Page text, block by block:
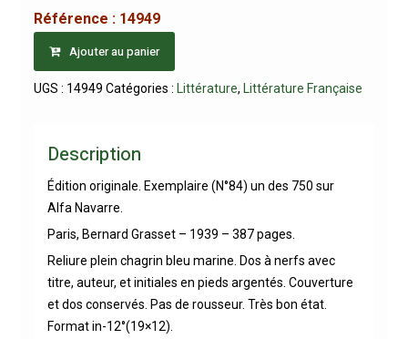
Référence : 14949
Ajouter au panier
UGS : 14949 Catégories : Littérature, Littérature Française
Description
Édition originale. Exemplaire (N°84) un des 750 sur
Alfa Navarre.
Paris, Bernard Grasset – 1939 – 387 pages.
Reliure plein chagrin bleu marine. Dos à nerfs avec
titre, auteur, et initiales en pieds argentés. Couverture
et dos conservés. Pas de rousseur. Très bon état.
Format in-12°(19×12).